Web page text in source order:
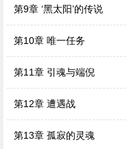
第9章 ‘黑太阳’的传说
第10章 唯一任务
第11章 引魂与端倪
第12章 遭遇战
第13章 孤寂的灵魂